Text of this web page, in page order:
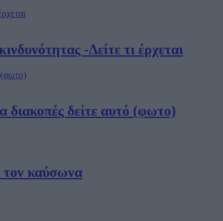
-Δείτε τι έρχεται
διακοπές δείτε αυτό (φωτο)
τον καύσωνα